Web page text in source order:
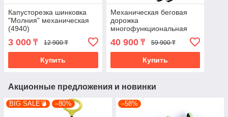
Капусторезка шинковка
"Молния" механическая
(4940)
3 000 ₸ 12 900 ₸
Купить
Механическая беговая
дорожка
многофункциональная
40 900₸ 59 900 ₸
Купить
Акционные предложения и новинки
BIG SALE💣 –80% –58%